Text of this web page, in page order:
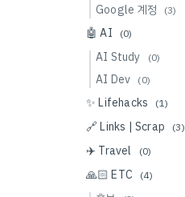
Google 계정 (3)
🤖 AI (0)
AI Study (0)
AI Dev (0)
✨ Lifehacks (1)
🔗 Links | Scrap (3)
✈️ Travel (0)
🙏🏻 ETC (4)